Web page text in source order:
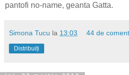
pantofi no-name, geanta Gatta.
Simona Tucu la 13:03 44 de
Distribuiți